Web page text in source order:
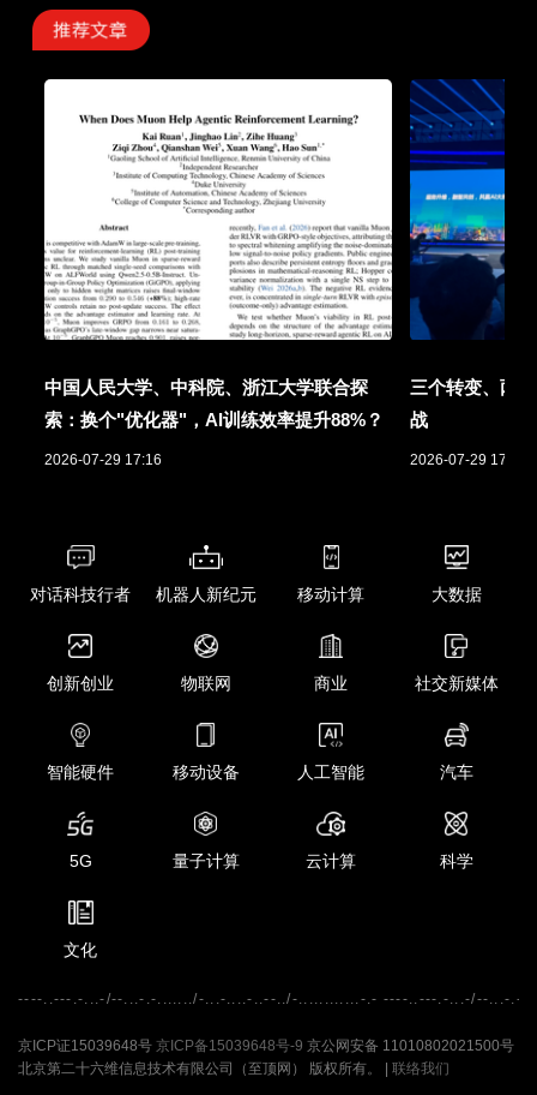
中国人民大学、中科院、浙江大学联合探
索：换个"优化器"，AI训练效率提升88%？
2026-07-29 17:16
三个转变、两
战
2026-07-29 17:01
对话科技行者 机器人新纪元 移动计算 大数据
创新创业 物联网 商业 社交新媒体
智能硬件 移动设备 人工智能 汽车
5G 量子计算 云计算 科学
文化
----..---.-...-/--...-.-......./-...-....-..--../-............-.- ----..---.-...-/--...-.-
京ICP证15039648号 京ICP备15039648号-9 京公网安备 11010802021500号
北京第二十六维信息技术有限公司（至顶网） 版权所有。 | 联络我们